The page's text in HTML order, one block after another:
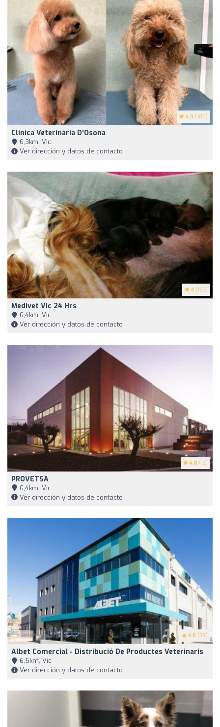
4.9 (186)
Clínica Veterinària D'Osona
6,3km, Vic
Ver dirección y datos de contacto
4 (163)
Medivet Vic 24 Hrs
6,4km, Vic
Ver dirección y datos de contacto
4.8 (13)
PROVETSA
6,4km, Vic
Ver dirección y datos de contacto
4.8 (39)
Albet Comercial - Distribució De Productes Veterinaris
6,5km, Vic
Ver dirección y datos de contacto